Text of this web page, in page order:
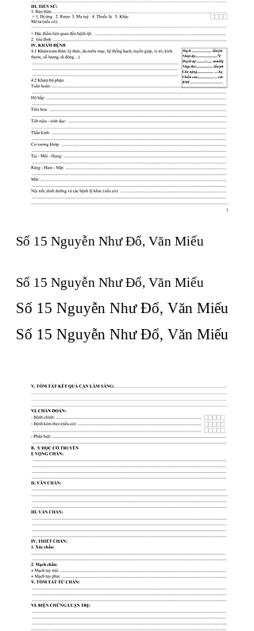
Số 15 Nguyễn Như Đổ, Văn Miếu
Số 15 Nguyễn Như Đổ, Văn Miếu​​​​
Số 15 Nguyễn Như Đổ, Văn Miếu​​​​
Số 15 Nguyễn Như Đổ, Văn Miếu​​​​